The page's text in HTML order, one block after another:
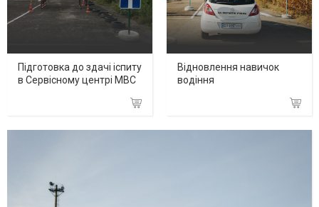
Підготовка до здачі іспиту
в Сервісному центрі МВС
Відновлення навичок
водіння